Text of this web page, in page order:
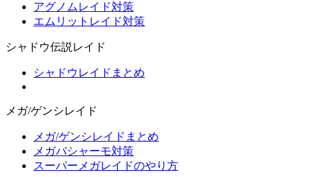
アグノムレイド対策
エムリットレイド対策
シャドウ伝説レイド
シャドウレイドまとめ
メガ/ゲンシレイド
メガ/ゲンシレイドまとめ
メガバシャーモ対策
スーパーメガレイドのやり方